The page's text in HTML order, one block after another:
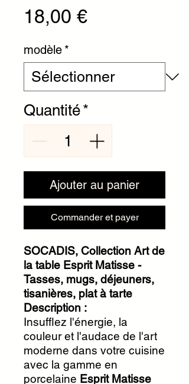
18,00 €Prix
modèle *
Quantité*
Ajouter au panier
Commander et payer
SOCADIS, Collection Art de
la table Esprit Matisse -
Tasses, mugs, déjeuners,
tisanières, plat à tarte
Description :
Insufflez l'énergie, la
couleur et l'audace de l'art
moderne dans votre cuisine
avec la gamme en
porcelaine Esprit Matisse